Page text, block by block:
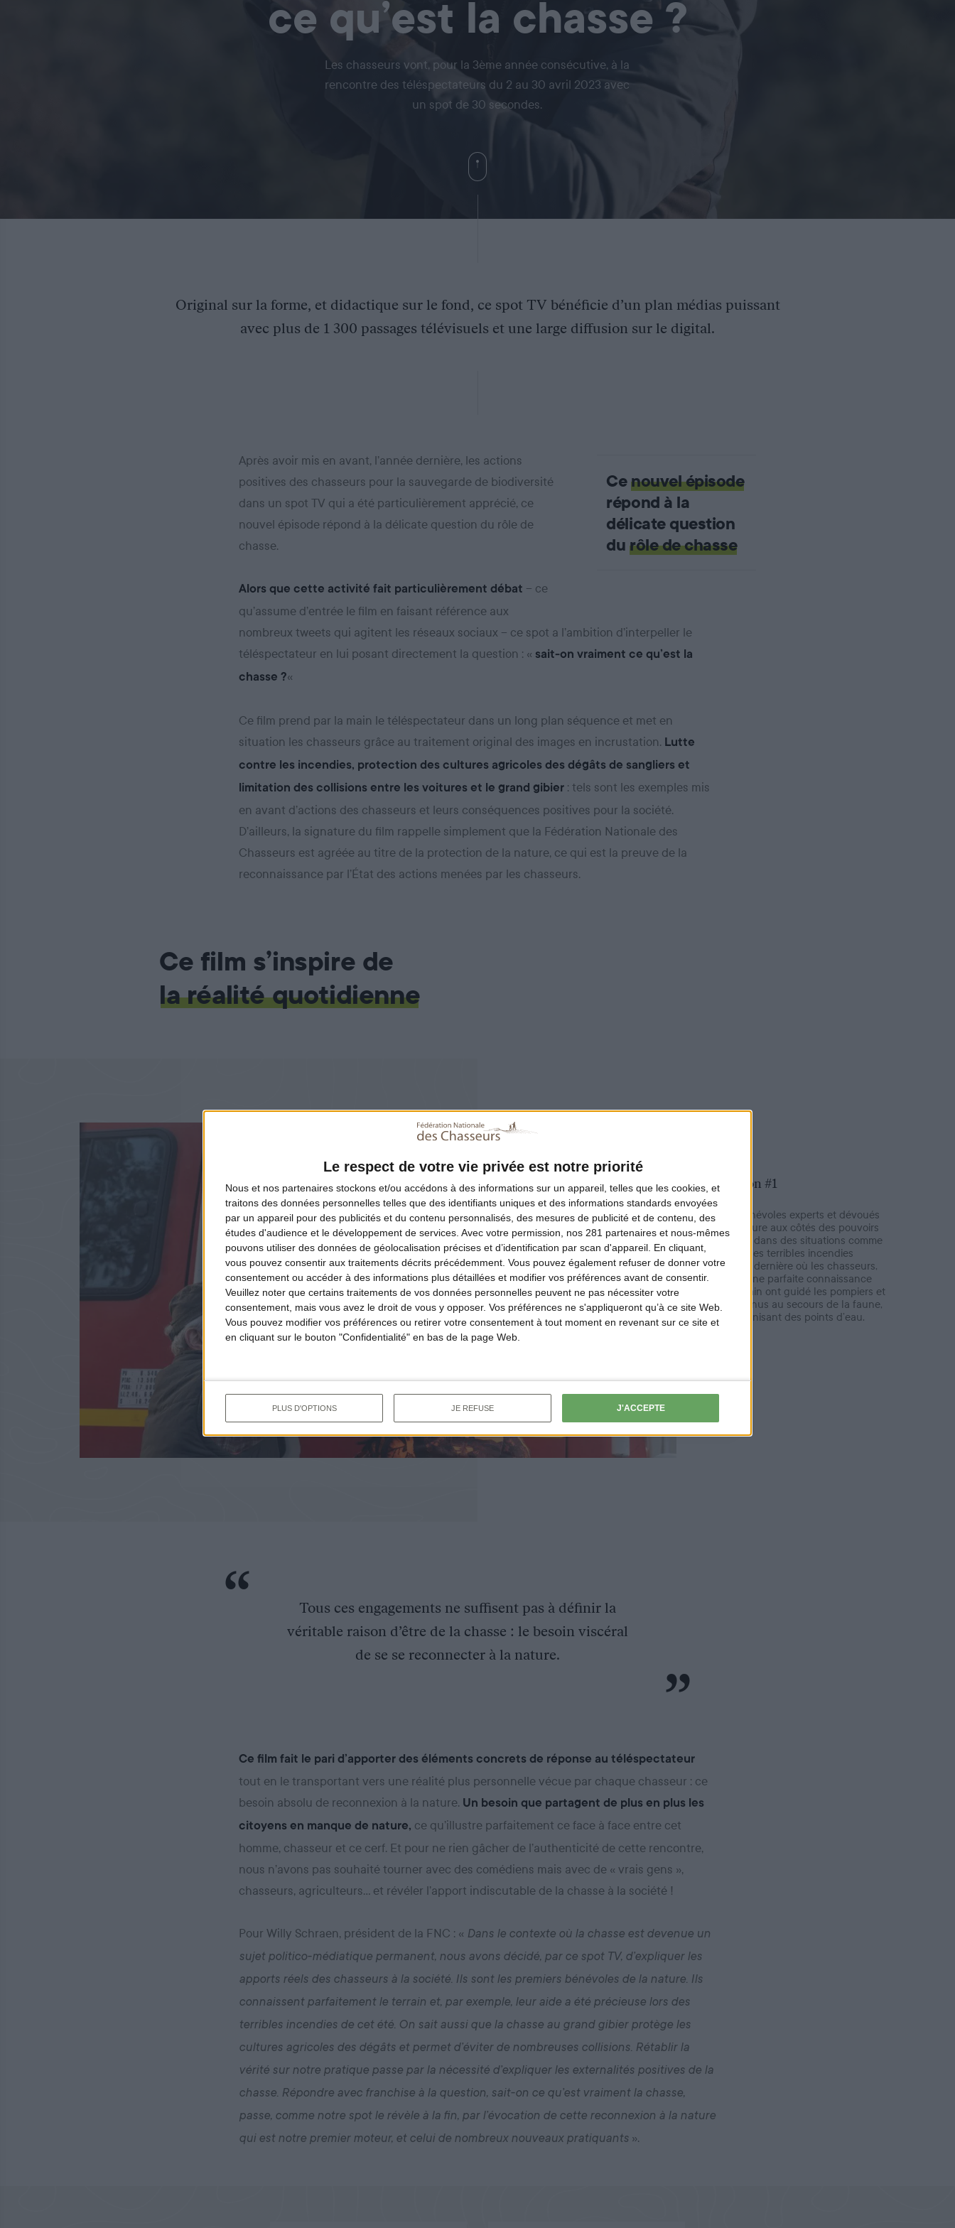
Le respect de votre vie privée est notre priorité
Nous et nos partenaires stockons et/ou accédons à des informations sur un appareil, telles que les cookies, et
traitons des données personnelles telles que des identifiants uniques et des informations standards envoyées
par un appareil pour des publicités et du contenu personnalisés, des mesures de publicité et de contenu, des
études d'audience et le développement de services. Avec votre permission, nos 281 partenaires et nous-mêmes
pouvons utiliser des données de géolocalisation précises et d’identification par scan d'appareil. En cliquant,
vous pouvez consentir aux traitements décrits précédemment. Vous pouvez également refuser de donner votre
consentement ou accéder à des informations plus détaillées et modifier vos préférences avant de consentir.
Veuillez noter que certains traitements de vos données personnelles peuvent ne pas nécessiter votre
consentement, mais vous avez le droit de vous y opposer. Vos préférences ne s'appliqueront qu’à ce site Web.
Vous pouvez modifier vos préférences ou retirer votre consentement à tout moment en revenant sur ce site et
en cliquant sur le bouton "Confidentialité" en bas de la page Web.
PLUS D'OPTIONS JE REFUSE J'ACCEPTE
ce qu’est la chasse ?
Les chasseurs vont, pour la 3ème année consécutive, à la
rencontre des téléspectateurs du 2 au 30 avril 2023 avec
un spot de 30 secondes.
Original sur la forme, et didactique sur le fond, ce spot TV bénéficie d’un plan médias puissant
avec plus de 1 300 passages télévisuels et une large diffusion sur le digital.
Cenouvel épisode
répond à la
délicate question
durôle de chasse
Après avoir mis en avant, l’année dernière, les actions
positives des chasseurs pour la sauvegarde de biodiversité
dans un spot TV qui a été particulièrement apprécié, ce
nouvel épisode répond à la délicate question du rôle de
chasse.
Alors que cette activité fait particulièrement débat – ce
qu’assume d’entrée le film en faisant référence aux
nombreux tweets qui agitent les réseaux sociaux – ce spot a l’ambition d’interpeller le
téléspectateur en lui posant directement la question : « sait-on vraiment ce qu’est la
chasse ?«
Ce film prend par la main le téléspectateur dans un long plan séquence et met en
situation les chasseurs grâce au traitement original des images en incrustation. Lutte
contre les incendies, protection des cultures agricoles des dégâts de sangliers et
limitation des collisions entre les voitures et le grand gibier : tels sont les exemples mis
en avant d’actions des chasseurs et leurs conséquences positives pour la société.
D’ailleurs, la signature du film rappelle simplement que la Fédération Nationale des
Chasseurs est agréée au titre de la protection de la nature, ce qui est la preuve de la
reconnaissance par l’État des actions menées par les chasseurs.
Ce film s’inspire de
la réalité quotidienne
Mission #1
Nos bénévoles experts et dévoués
à la nature aux côtés des pouvoirs
publics dans des situations comme
celles des terribles incendies
l’année dernière où les chasseurs,
ayant une parfaite connaissance
du terrain ont guidé les pompiers et
sont venus au secours de la faune,
en organisant des points d’eau.
Tous ces engagements ne suffisent pas à définir la
véritable raison d’être de la chasse : le besoin viscéral
de se se reconnecter à la nature.
Ce film fait le pari d’apporter des éléments concrets de réponse au téléspectateur
tout en le transportant vers une réalité plus personnelle vécue par chaque chasseur : ce
besoin absolu de reconnexion à la nature. Un besoin que partagent de plus en plus les
citoyens en manque de nature, ce qu’illustre parfaitement ce face à face entre cet
homme, chasseur et ce cerf. Et pour ne rien gâcher de l’authenticité de cette rencontre,
nous n’avons pas souhaité tourner avec des comédiens mais avec de « vrais gens »,
chasseurs, agriculteurs… et révéler l’apport indiscutable de la chasse à la société !
Pour Willy Schraen, président de la FNC : « Dans le contexte où la chasse est devenue un
sujet politico-médiatique permanent, nous avons décidé, par ce spot TV, d’expliquer les
apports réels des chasseurs à la société. Ils sont les premiers bénévoles de la nature. Ils
connaissent parfaitement le terrain et, par exemple, leur aide a été précieuse lors des
terribles incendies de cet été. On sait aussi que la chasse au grand gibier protège les
cultures agricoles des dégâts et permet d’éviter de nombreuses collisions. Rétablir la
vérité sur notre pratique passe par la nécessité d’expliquer les externalités positives de la
chasse. Répondre avec franchise à la question, sait-on ce qu’est vraiment la chasse,
passe, comme notre spot le révèle à la fin, par l’évocation de cette reconnexion à la nature
qui est notre premier moteur, et celui de nombreux nouveaux pratiquants ».